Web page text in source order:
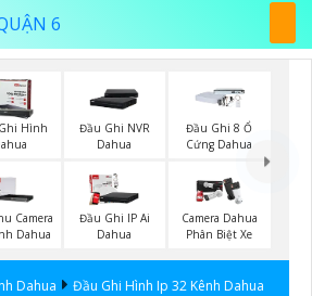
6
Hình
Đầu Ghi NVR
Dahua
Đầu Ghi 8 Ổ
Cứng Dahua
Camera
Dahua
Đầu Ghi IP Ai
Dahua
Camera Dahua
Phân Biệt Xe
Dahua Đầu Ghi Hình Ip 32 Kênh Dahua